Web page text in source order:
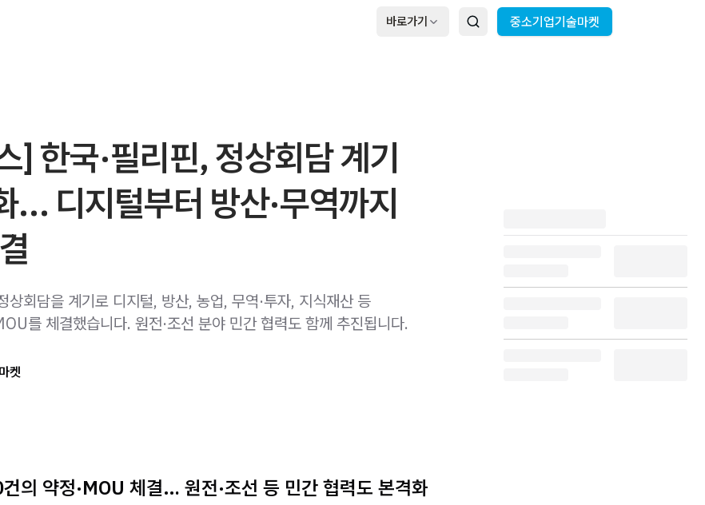
바로가기 중소기업기술마켓
] 한국·필리핀, 정상회담 계기
… 디지털부터 방산·무역까지
상회담을 계기로 디지털, 방산, 농업, 무역·투자, 지식재산 등
를 체결했습니다. 원전·조선 분야 민간 협력도 함께 추진됩니다.
켓
의 약정·MOU 체결… 원전·조선 등 민간 협력도 본격화